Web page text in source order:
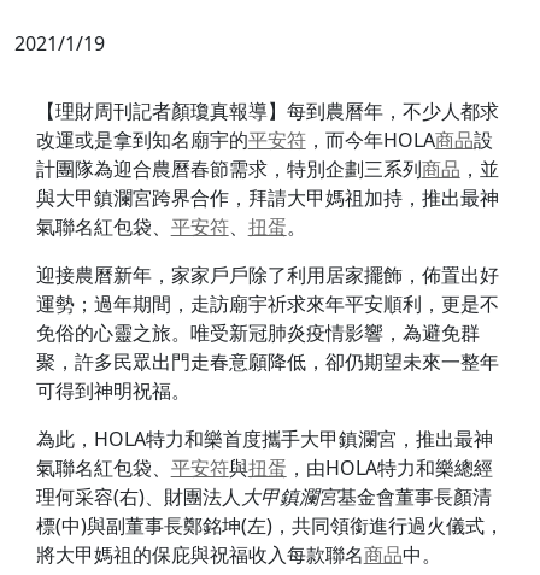
2021/1/19
【理財周刊記者顏瓊真報導】每到農曆年，不少人都求
改運或是拿到知名廟宇的平安符，而今年HOLA商品設
計團隊為迎合農曆春節需求，特別企劃三系列商品 ，並
與大甲鎮瀾宮跨界合作，拜請大甲媽祖加持，推出最神
氣聯名紅包袋、 平安符、 扭蛋。
迎接農曆新年，家家戶戶除了利用居家擺飾，佈置出好
運勢；過年期間，走訪廟宇祈求來年平安順利，更是不
免俗的心靈之旅。唯受新冠肺炎疫情影響，為避免群
聚，許多民眾出門走春意願降低，卻仍期望未來一整年
可得到神明祝福。
為此，HOLA特力和樂首度攜手大甲鎮瀾宮，推出最神
氣聯名紅包袋、 平安符與扭蛋 ，由HOLA特力和樂總經
理何采容(右)、財團法人大甲鎮瀾宮基金會董事長顏清
標(中)與副董事長鄭銘坤(左)，共同領銜進行過火儀式，
將大甲媽祖的保庇與祝福收入每款聯名商品中。